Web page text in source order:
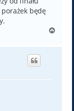
będę
g